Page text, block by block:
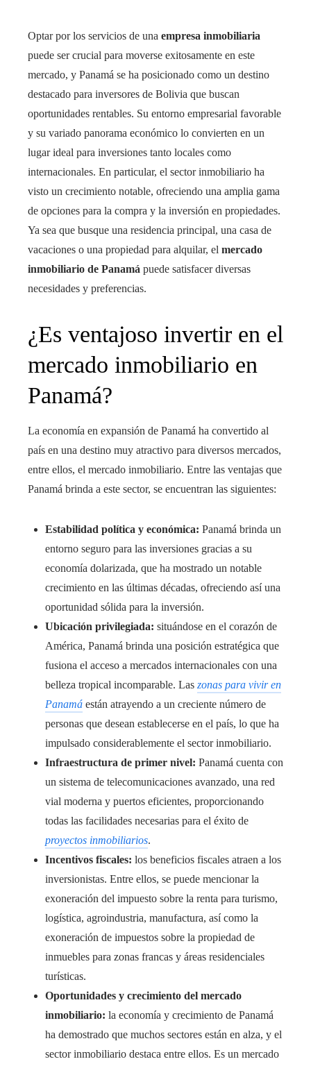
Optar por los servicios de una empresa inmobiliaria
puede ser crucial para moverse exitosamente en este
mercado, y Panamá se ha posicionado como un destino
destacado para inversores de Bolivia que buscan
oportunidades rentables. Su entorno empresarial favorable
y su variado panorama económico lo convierten en un
lugar ideal para inversiones tanto locales como
internacionales. En particular, el sector inmobiliario ha
visto un crecimiento notable, ofreciendo una amplia gama
de opciones para la compra y la inversión en propiedades.
Ya sea que busque una residencia principal, una casa de
vacaciones o una propiedad para alquilar, el mercado
inmobiliario de Panamá puede satisfacer diversas
necesidades y preferencias.
¿Es ventajoso invertir en el
mercado inmobiliario en
Panamá?
La economía en expansión de Panamá ha convertido al
país en una destino muy atractivo para diversos mercados,
entre ellos, el mercado inmobiliario. Entre las ventajas que
Panamá brinda a este sector, se encuentran las siguientes:
Estabilidad política y económica: Panamá brinda un
entorno seguro para las inversiones gracias a su
economía dolarizada, que ha mostrado un notable
crecimiento en las últimas décadas, ofreciendo así una
oportunidad sólida para la inversión.
Ubicación privilegiada: situándose en el corazón de
América, Panamá brinda una posición estratégica que
fusiona el acceso a mercados internacionales con una
belleza tropical incomparable. Las zonas para vivir en
Panamá están atrayendo a un creciente número de
personas que desean establecerse en el país, lo que ha
impulsado considerablemente el sector inmobiliario.
Infraestructura de primer nivel: Panamá cuenta con
un sistema de telecomunicaciones avanzado, una red
vial moderna y puertos eficientes, proporcionando
todas las facilidades necesarias para el éxito de
proyectos inmobiliarios.
Incentivos fiscales: los beneficios fiscales atraen a los
inversionistas. Entre ellos, se puede mencionar la
exoneración del impuesto sobre la renta para turismo,
logística, agroindustria, manufactura, así como la
exoneración de impuestos sobre la propiedad de
inmuebles para zonas francas y áreas residenciales
turísticas.
Oportunidades y crecimiento del mercado
inmobiliario: la economía y crecimiento de Panamá
ha demostrado que muchos sectores están en alza, y el
sector inmobiliario destaca entre ellos. Es un mercado